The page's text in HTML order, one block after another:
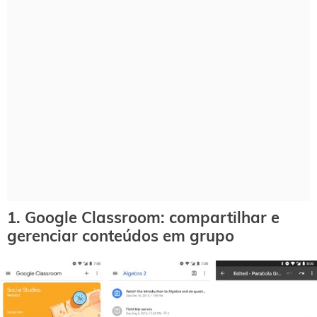
1. Google Classroom: compartilhar e
gerenciar conteúdos em grupo